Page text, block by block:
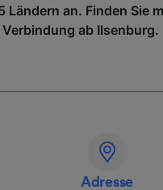
Ländern an. Finden Sie
ab Ilsenburg.
Adresse